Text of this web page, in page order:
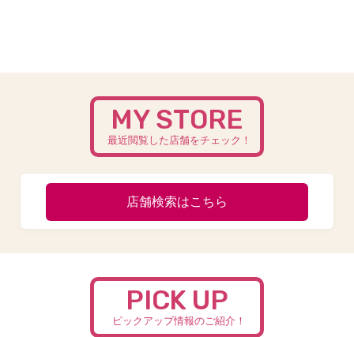
MY STORE
最近閲覧した店舗をチェック！
店舗検索はこちら
PICK UP
ピックアップ情報のご紹介！